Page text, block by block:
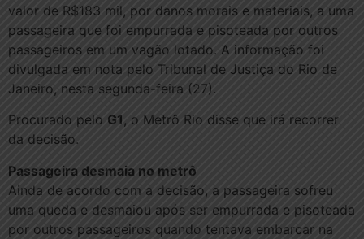
valor de R$183 mil, por danos morais e materiais, a uma
passageira que foi empurrada e pisoteada por outros
passageiros em um vagão lotado. A informação foi
divulgada em nota pelo Tribunal de Justiça do Rio de
Janeiro, nesta segunda-feira (27).
Procurado pelo G1, o Metrô Rio disse que irá recorrer
da decisão.
Passageira desmaia no metrô
Ainda de acordo com a decisão, a passageira sofreu
uma queda e desmaiou após ser empurrada e pisoteada
por outros passageiros quando tentava embarcar na